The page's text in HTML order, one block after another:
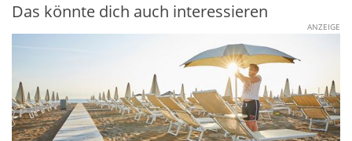
Das könnte dich auch interessieren
ANZEIGE